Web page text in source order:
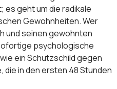
es geht um die radikale
Gewohnheiten. Wer
und seinen gewohnten
psychologische
ein Schutzschild gegen
die in den ersten 48 Stunden